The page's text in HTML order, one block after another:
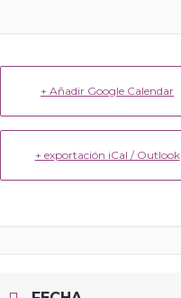
+ Añadir Google Calendar
+ exportación iCal / Outlook